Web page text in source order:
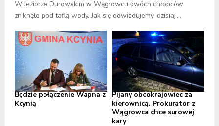
W Jeziorze Durowskim w Wągrowcu dwóch chłopców
zniknęło pod taflą wody. Jak się dowiadujemy, dzisiaj,...
Będzie połączenie Wapna z
Kcynią
Pijany obcokrajowiec za
kierownicą. Prokurator z
Wągrowca chce surowej
kary